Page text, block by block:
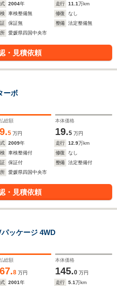
2004年 走行 11.1万km
車検整備無 修復
なし
保証無 整備
法定整備無
愛媛県四国中央市
・見積依頼
ーボ
総額
5 万円
本体価格
19.5 万円
2009年 走行 12.9万km
車検整備付 修復
なし
保証付 整備
法定整備付
愛媛県四国中央市
・見積依頼
ッケージ 4WD
総額
8 万円
本体価格
145.0 万円
2001年 走行 5.1万km